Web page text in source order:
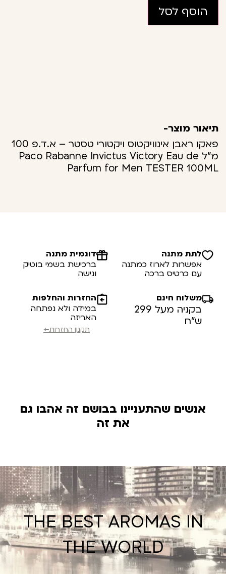
הוסף לסל
תיאור מוצר-
פאקו ראבן אינוויקטוס ויקטורי טסטר – א.ד.פ 100
מ"ל Paco Rabanne Invictus Victory Eau de
Parfum for Men TESTER 100ML
לתת מתנה
אפשרות לארוז כמתנה
עם כרטיס ברכה
דוגמית מתנה
ברכישת בשמי בוטיק
ונישה
משלוח חינם
בקניה מעל 299
ש”ח
החזרות והחלפות
במידה ולא נפתחה
האריזה
תקנון החזרות←
אנשים שהתעניינו בבושם זה אהבו גם
את זה
THE BEST AROMAS IN
THE WORLD